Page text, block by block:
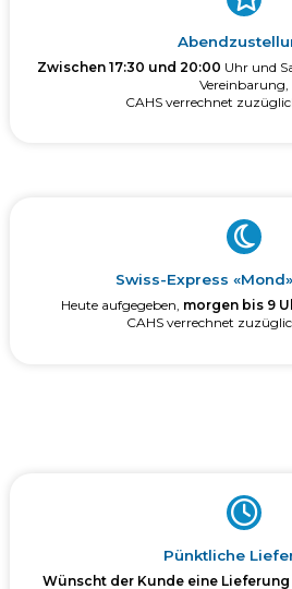
Zwischen 17:30 und 20:00 Uhr und
Vereinbarung,
CAHS verrechnet
Swiss-Express
Heute aufgegeben, morgen bis 9
CAHS verrechnet
Pünktliche
Wünscht der Kunde eine